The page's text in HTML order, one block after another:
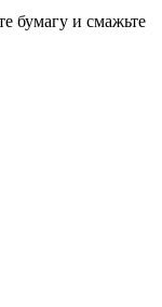
бумагу и смажьте